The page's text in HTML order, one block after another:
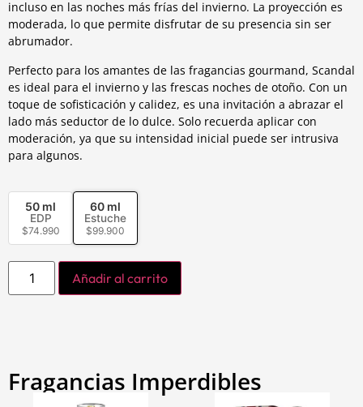
incluso en las noches más frías del invierno. La proyección es
moderada, lo que permite disfrutar de su presencia sin ser
abrumador.
Perfecto para los amantes de las fragancias gourmand, Scandal
es ideal para el invierno y las frescas noches de otoño. Con un
toque de sofisticación y calidez, es una invitación a abrazar el
lado más seductor de lo dulce. Solo recuerda aplicar con
moderación, ya que su intensidad inicial puede ser intrusiva
para algunos.
50 ml
EDP
$74.990
60 ml
Estuche
$99.900
Añadir al carrito
Fragancias Imperdibles